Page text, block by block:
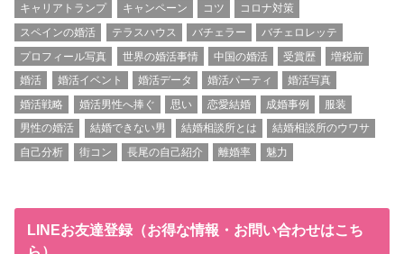
キャリアトランプ
キャンペーン コツ
コロナ対策
スペインの婚活
テラスハウス バチェラー
バチェロレッテ
プロフィール写真
世界の婚活事情 中国の婚活 受賞歴
増税前
婚活
婚活イベント 婚活データ 婚活パーティ
婚活写真
婚活戦略
婚活男性へ捧ぐ 思い 恋愛結婚 成婚事例
服装
男性の婚活
結婚できない男 結婚相談所とは
結婚相談所のウワサ
自己分析
街コン 長尾の自己紹介 離婚率 魅力
LINEお友達登録（お得な情報・お問い合わせはこち